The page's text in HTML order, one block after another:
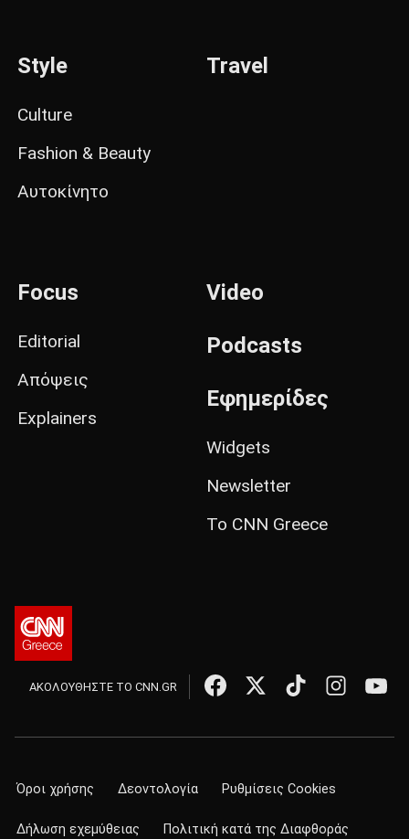
Style
Culture
Fashion & Beauty
Αυτοκίνητο
Travel
Focus
Editorial
Απόψεις
Explainers
Video
Podcasts
Εφημερίδες
Widgets
Newsletter
Το CNN Greece
ΑΚΟΛΟΥΘΗΣΤΕ ΤΟ CNN.GR
Όροι χρήσης Δεοντολογία Ρυθμίσεις Cookies
Δήλωση εχεμύθειας Πολιτική κατά της Διαφθοράς